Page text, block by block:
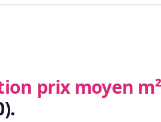
prix moyen m²
.